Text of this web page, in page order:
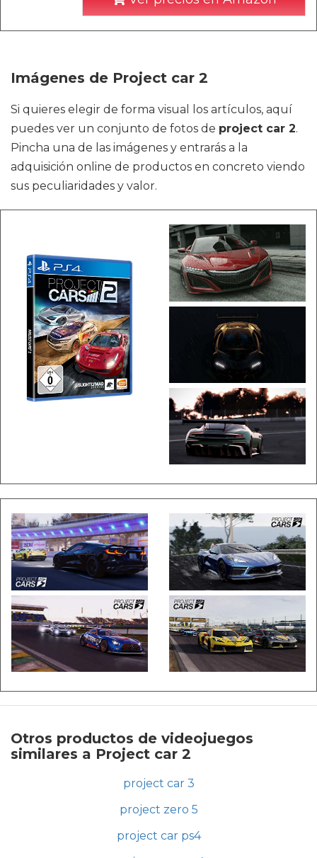
Imágenes de Project car 2
Si quieres elegir de forma visual los artículos, aquí
puedes ver un conjunto de fotos de project car 2.
Pincha una de las imágenes y entrarás a la
adquisición online de productos en concreto viendo
sus peculiaridades y valor.
Otros productos de videojuegos
similares a Project car 2
project car 3
project zero 5
project car ps4